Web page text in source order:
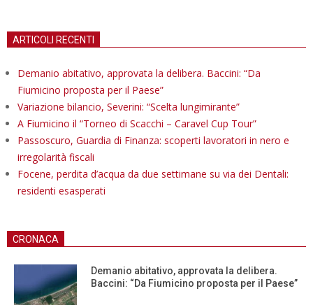
ARTICOLI RECENTI
Demanio abitativo, approvata la delibera. Baccini: “Da
Fiumicino proposta per il Paese”
Variazione bilancio, Severini: “Scelta lungimirante”
A Fiumicino il “Torneo di Scacchi – Caravel Cup Tour”
Passoscuro, Guardia di Finanza: scoperti lavoratori in nero e
irregolarità fiscali
Focene, perdita d’acqua da due settimane su via dei Dentali:
residenti esasperati
CRONACA
Demanio abitativo, approvata la delibera.
Baccini: “Da Fiumicino proposta per il Paese”